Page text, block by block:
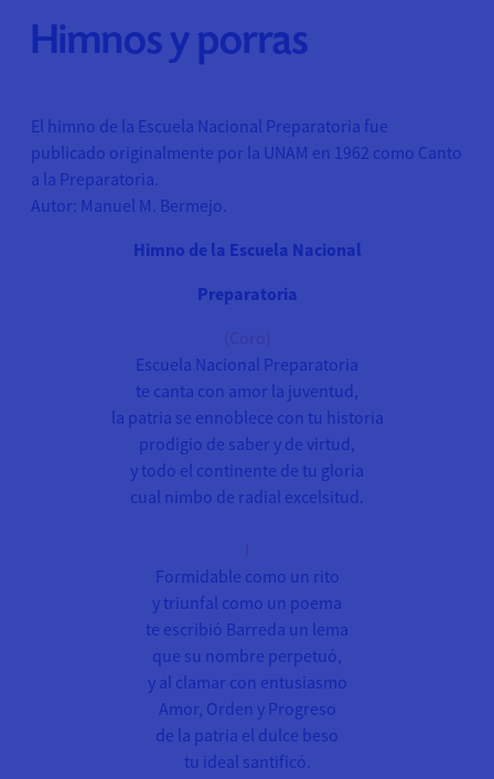
Himnos y porras
El himno de la Escuela Nacional Preparatoria fue
publicado originalmente por la UNAM en 1962 como Canto
a la Preparatoria.
Autor: Manuel M. Bermejo.
Himno de la Escuela Nacional
Preparatoria
(Coro)
Escuela Nacional Preparatoria
te canta con amor la juventud,
la patria se ennoblece con tu historia
prodigio de saber y de virtud,
y todo el continente de tu gloria
cual nimbo de radial excelsitud.
Formidable como un rito
y triunfal como un poema
te escribió Barreda un lema
que su nombre perpetuó,
y al clamar con entusiasmo
Amor, Orden y Progreso
de la patria el dulce beso
tu ideal santificó.